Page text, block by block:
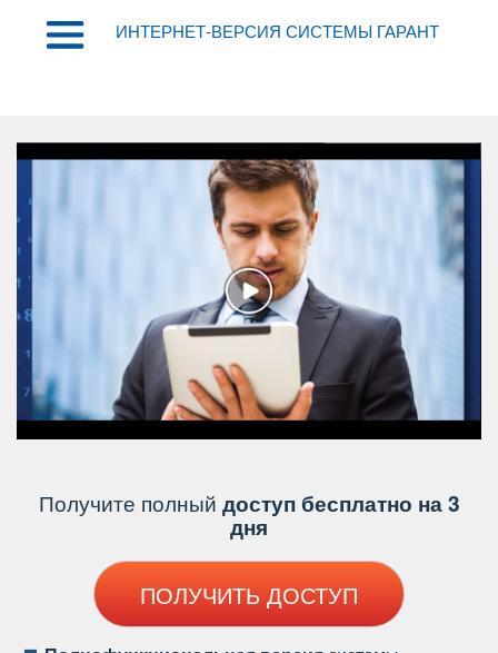
ИНТЕРНЕТ-ВЕРСИЯ СИСТЕМЫ ГАРАНТ
Получите полный доступ бесплатно на 3
дня
ПОЛУЧИТЬ ДОСТУП